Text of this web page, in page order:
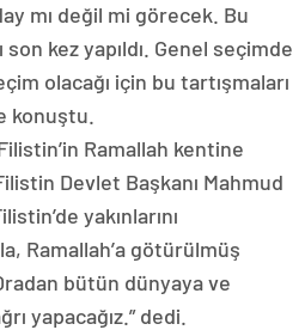
mı değil mi görecek. Bu
kez yapıldı. Genel seçimde
olacağı için bu tartışmaları
konuştu.
Ramallah kentine
Devlet Başkanı Mahmud
yakınlarını
Ramallah’a götürülmüş
bütün dünyaya ve
yapacağız.” dedi.